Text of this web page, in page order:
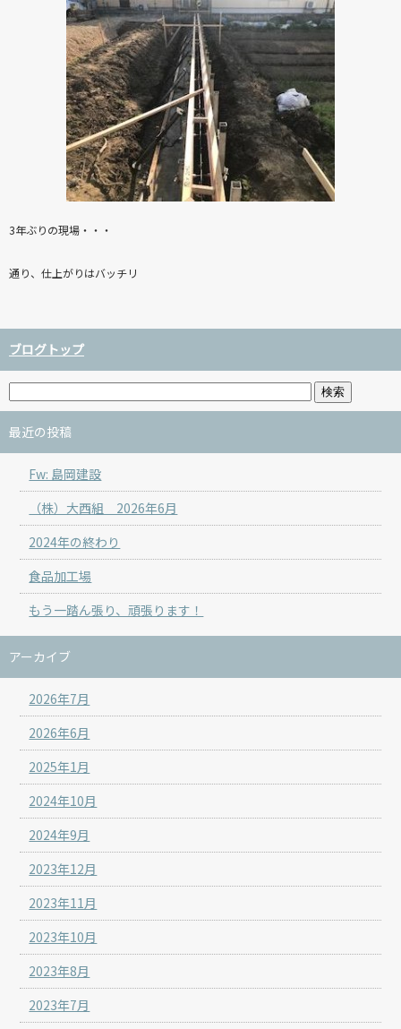
3年ぶりの現場・・・
通り、仕上がりはバッチリ
ブログトップ
最近の投稿
Fw: 島岡建設
（株）大西組 2026年6月
2024年の終わり
食品加工場
もう一踏ん張り、頑張ります！
アーカイブ
2026年7月
2026年6月
2025年1月
2024年10月
2024年9月
2023年12月
2023年11月
2023年10月
2023年8月
2023年7月